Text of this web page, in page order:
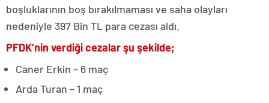
boşluklarının boş bırakılmaması ve saha olayları
nedeniyle 397 Bin TL para cezası aldı.
PFDK’nin verdiği cezalar şu şekilde;
Caner Erkin – 6 maç
Arda Turan – 1 maç